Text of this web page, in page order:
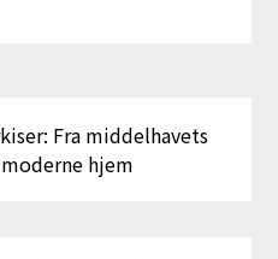
Fra middelhavets
hjem